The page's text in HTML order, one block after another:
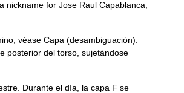
for Jose Raul Capablanca,
véase Capa (desambiguación).
posterior del torso, sujetándose
Durante el día, la capa F se